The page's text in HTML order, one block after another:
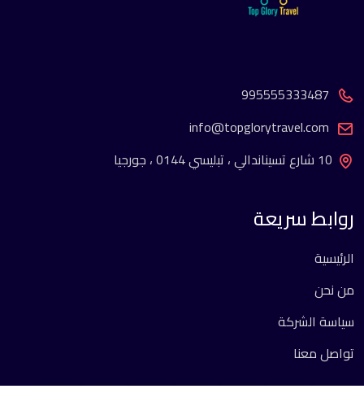
995555333487
info@topglorytravel.com
10 شارع تسيناندالي ، تبليسي 0144 ، جورجيا
روابط سريعة
الرئيسية
من نحن
سياسة الشركة
تواصل معنا